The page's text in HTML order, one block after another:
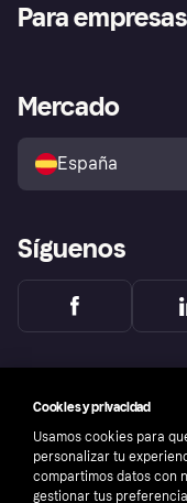
Inicio de sesión
Directorio de tiendas
Política de protección al
comprador de Klarna
Reclamaciones
Para empresas
Acceso empresas
Mercado
España
Síguenos
Cookies y privacidad
Usamos cookies para
personalizar tu
compartimos datos con
gestionar tus